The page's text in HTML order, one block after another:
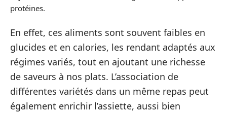
protéines.
En effet, ces aliments sont souvent faibles en
glucides et en calories, les rendant adaptés aux
régimes variés, tout en ajoutant une richesse
de saveurs à nos plats. L’association de
différentes variétés dans un même repas peut
également enrichir l’assiette, aussi bien